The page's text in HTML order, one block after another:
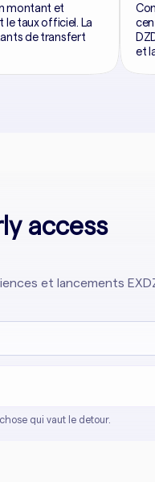
montant et
le taux officiel. La
de transfert
et
access
et lancements
qui vaut le detour.